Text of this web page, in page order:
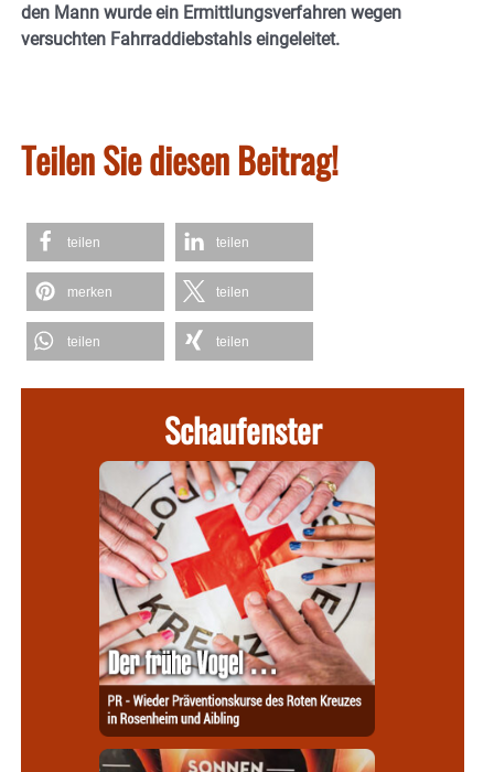
den Mann wurde ein Ermittlungsverfahren wegen
versuchten Fahrraddiebstahls eingeleitet.
Teilen Sie diesen Beitrag!
teilen teilen
merken teilen
teilen teilen
Schaufenster